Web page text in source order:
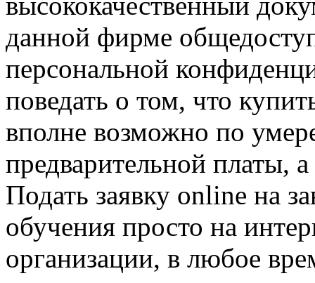
данной фирме
персональной
поведать о том, что
вполне возможно по
предварительной платы,
Подать заявку online на
обучения просто на
организации, в любое